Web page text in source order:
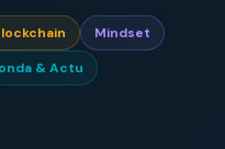
Mindset
& Actu